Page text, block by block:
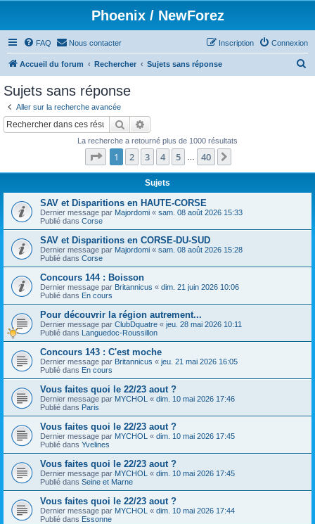
Phoenix / NewForez
FAQ Nous contacter Connexion
Inscription
Accueil du forum Rechercher Sujets sans réponse
Sujets sans réponse
Aller sur la recherche avancée
Rechercher
La recherche a retourné plus de 1000 résultats
Page 1sur40
1 2 3 4 5 40
Sujets
SAV et Disparitions en HAUTE-CORSE
Dernier message par Majordomi « sam. 08 août 2026 15:33
Publié dans Corse
SAV et Disparitions en CORSE-DU-SUD
Dernier message par Majordomi « sam. 08 août 2026 15:28
Publié dans Corse
Concours 144 : Boisson
Dernier message par Britannicus « dim. 21 juin 2026 10:06
Publié dans En cours
Pour découvrir la région autrement...
Dernier message par ClubDquatre « jeu. 28 mai 2026 10:11
Publié dans Languedoc-Roussillon
Concours 143 : C'est moche
Dernier message par Britannicus « jeu. 21 mai 2026 16:05
Publié dans En cours
Vous faites quoi le 22/23 aout ?
Dernier message par MYCHOL « dim. 10 mai 2026 17:46
Publié dans Paris
Vous faites quoi le 22/23 aout ?
Dernier message par MYCHOL « dim. 10 mai 2026 17:45
Publié dans Yvelines
Vous faites quoi le 22/23 aout ?
Dernier message par MYCHOL « dim. 10 mai 2026 17:45
Publié dans Seine et Marne
Vous faites quoi le 22/23 aout ?
Dernier message par MYCHOL « dim. 10 mai 2026 17:44
Publié dans Essonne